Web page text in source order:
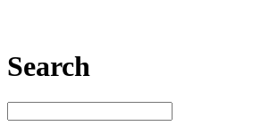
Search